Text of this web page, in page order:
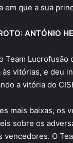
em que a sua
ANTÓNIO
Team
às vitórias, e deu
a vitória do
mais baixas, os
sobre os
vencedores. O